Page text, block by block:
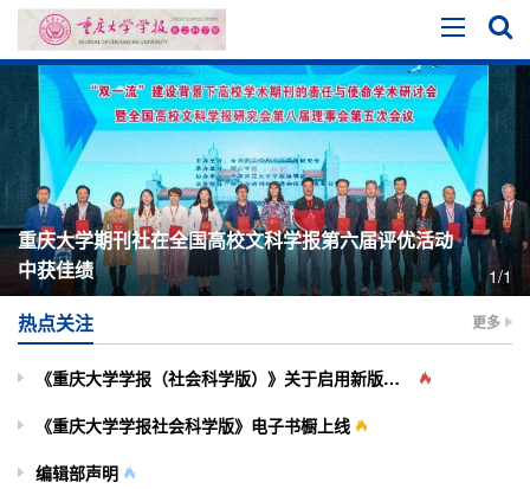
重庆大学期刊社在全国高校文科学报第六届评优活动
中获佳绩
1/1
热点关注 更多
《重庆大学学报（社会科学版）》关于启用新版投审稿系统的通知
《重庆大学学报社会科学版》电子书橱上线
编辑部声明